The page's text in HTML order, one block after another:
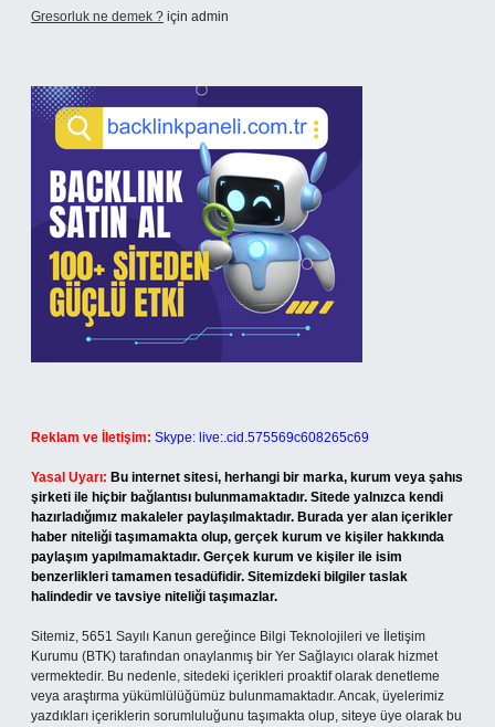
Gresorluk ne demek ? için admin
Reklam ve İletişim: Skype: live:.cid.575569c608265c69
Yasal Uyarı: Bu internet sitesi, herhangi bir marka, kurum veya şahıs
şirketi ile hiçbir bağlantısı bulunmamaktadır. Sitede yalnızca kendi
hazırladığımız makaleler paylaşılmaktadır. Burada yer alan içerikler
haber niteliği taşımamakta olup, gerçek kurum ve kişiler hakkında
paylaşım yapılmamaktadır. Gerçek kurum ve kişiler ile isim
benzerlikleri tamamen tesadüfidir. Sitemizdeki bilgiler taslak
halindedir ve tavsiye niteliği taşımazlar.
Sitemiz, 5651 Sayılı Kanun gereğince Bilgi Teknolojileri ve İletişim
Kurumu (BTK) tarafından onaylanmış bir Yer Sağlayıcı olarak hizmet
vermektedir. Bu nedenle, sitedeki içerikleri proaktif olarak denetleme
veya araştırma yükümlülüğümüz bulunmamaktadır. Ancak, üyelerimiz
yazdıkları içeriklerin sorumluluğunu taşımakta olup, siteye üye olarak bu